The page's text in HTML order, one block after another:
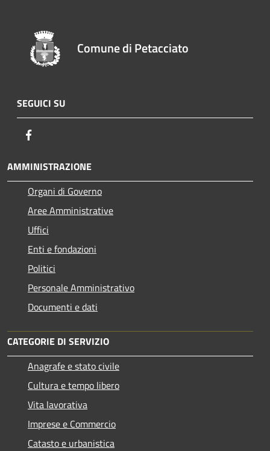
Comune di Petacciato
SEGUICI SU
AMMINISTRAZIONE
Organi di Governo
Aree Amministrative
Uffici
Enti e fondazioni
Politici
Personale Amministrativo
Documenti e dati
CATEGORIE DI SERVIZIO
Anagrafe e stato civile
Cultura e tempo libero
Vita lavorativa
Imprese e Commercio
Catasto e urbanistica